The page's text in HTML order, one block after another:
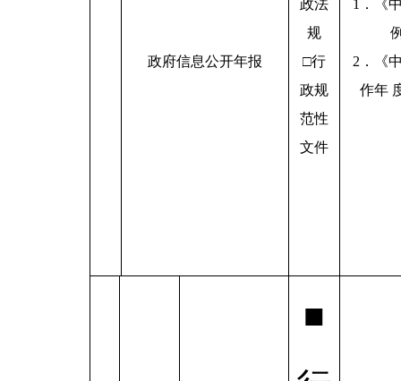
政府信息公开年报
政法
规
□行
政规
范性
文件
1．《
2．《
作年
■